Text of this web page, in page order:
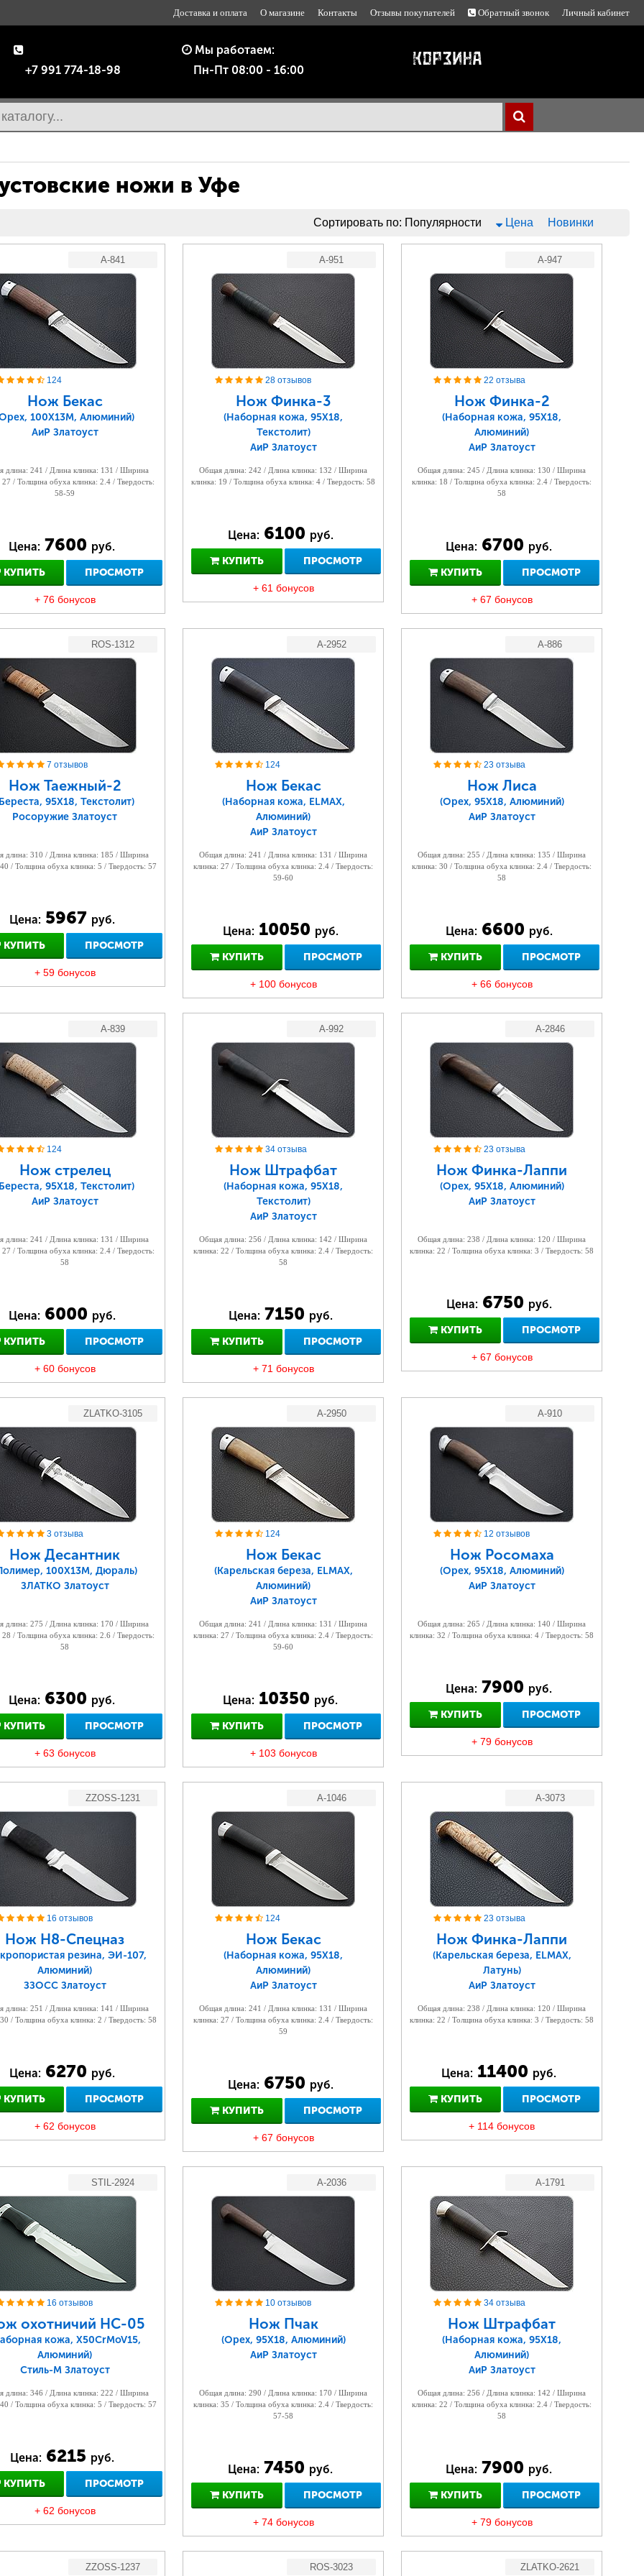
Доставка и оплата О магазине Контакты Отзывы покупателей Обратный звонок Личный кабинет
+7 991 774-18-98
Мы работаем:
Пн-Пт 08:00 - 16:00
ножи в Уфе
Сортировать по: Популярности Цена Новинки
A-841
124
Нож Бекас
100Х13М, Алюминий)
АиР Златоуст
длина: 241 / Длина клинка: 131 / Ширина
27 / Толщина обуха клинка: 2.4 / Твердость:
58-59
Цена: 7600 руб.
КУПИТЬ ПРОСМОТР
+ 76 бонусов
A-951
28 отзывов
Нож Финка-3
(Наборная кожа, 95Х18,
Текстолит)
АиР Златоуст
Общая длина: 242 / Длина клинка: 132 / Ширина
клинка: 19 / Толщина обуха клинка: 4 / Твердость: 58
Цена: 6100 руб.
КУПИТЬ ПРОСМОТР
+ 61 бонусов
A-947
22 отзыва
Нож Финка-2
(Наборная кожа, 95Х18,
Алюминий)
АиР Златоуст
Общая длина: 245 / Длина клинка: 130 / Ширина
клинка: 18 / Толщина обуха клинка: 2.4 / Твердость:
58
Цена: 6700 руб.
КУПИТЬ ПРОСМОТР
+ 67 бонусов
ROS-1312
7 отзывов
Нож Таежный-2
95Х18, Текстолит)
Росоружие Златоуст
длина: 310 / Длина клинка: 185 / Ширина
/ Толщина обуха клинка: 5 / Твердость: 57
Цена: 5967 руб.
КУПИТЬ ПРОСМОТР
+ 59 бонусов
A-2952
124
Нож Бекас
(Наборная кожа, ELMAX,
Алюминий)
АиР Златоуст
Общая длина: 241 / Длина клинка: 131 / Ширина
клинка: 27 / Толщина обуха клинка: 2.4 / Твердость:
59-60
Цена: 10050 руб.
КУПИТЬ ПРОСМОТР
+ 100 бонусов
A-886
23 отзыва
Нож Лиса
(Орех, 95Х18, Алюминий)
АиР Златоуст
Общая длина: 255 / Длина клинка: 135 / Ширина
клинка: 30 / Толщина обуха клинка: 2.4 / Твердость:
58
Цена: 6600 руб.
КУПИТЬ ПРОСМОТР
+ 66 бонусов
A-839
124
Нож стрелец
95Х18, Текстолит)
АиР Златоуст
длина: 241 / Длина клинка: 131 / Ширина
27 / Толщина обуха клинка: 2.4 / Твердость:
58
Цена: 6000 руб.
КУПИТЬ ПРОСМОТР
+ 60 бонусов
A-992
34 отзыва
Нож Штрафбат
(Наборная кожа, 95Х18,
Текстолит)
АиР Златоуст
Общая длина: 256 / Длина клинка: 142 / Ширина
клинка: 22 / Толщина обуха клинка: 2.4 / Твердость:
58
Цена: 7150 руб.
КУПИТЬ ПРОСМОТР
+ 71 бонусов
A-2846
23 отзыва
Нож Финка-Лаппи
(Орех, 95Х18, Алюминий)
АиР Златоуст
Общая длина: 238 / Длина клинка: 120 / Ширина
клинка: 22 / Толщина обуха клинка: 3 / Твердость: 58
Цена: 6750 руб.
КУПИТЬ ПРОСМОТР
+ 67 бонусов
ZLATKO-3105
3 отзыва
Нож Десантник
100Х13М, Дюраль)
ЗЛАТКО Златоуст
длина: 275 / Длина клинка: 170 / Ширина
28 / Толщина обуха клинка: 2.6 / Твердость:
58
Цена: 6300 руб.
КУПИТЬ ПРОСМОТР
+ 63 бонусов
A-2950
124
Нож Бекас
(Карельская береза, ELMAX,
Алюминий)
АиР Златоуст
Общая длина: 241 / Длина клинка: 131 / Ширина
клинка: 27 / Толщина обуха клинка: 2.4 / Твердость:
59-60
Цена: 10350 руб.
КУПИТЬ ПРОСМОТР
+ 103 бонусов
A-910
12 отзывов
Нож Росомаха
(Орех, 95Х18, Алюминий)
АиР Златоуст
Общая длина: 265 / Длина клинка: 140 / Ширина
клинка: 32 / Толщина обуха клинка: 4 / Твердость: 58
Цена: 7900 руб.
КУПИТЬ ПРОСМОТР
+ 79 бонусов
ZZOSS-1231
16 отзывов
Нож Н8-Спецназ
резина, ЭИ-107,
Алюминий)
ЗЗОСС Златоуст
длина: 251 / Длина клинка: 141 / Ширина
/ Толщина обуха клинка: 2 / Твердость: 58
Цена: 6270 руб.
КУПИТЬ ПРОСМОТР
+ 62 бонусов
A-1046
124
Нож Бекас
(Наборная кожа, 95Х18,
Алюминий)
АиР Златоуст
Общая длина: 241 / Длина клинка: 131 / Ширина
клинка: 27 / Толщина обуха клинка: 2.4 / Твердость:
59
Цена: 6750 руб.
КУПИТЬ ПРОСМОТР
+ 67 бонусов
A-3073
23 отзыва
Нож Финка-Лаппи
(Карельская береза, ELMAX,
Латунь)
АиР Златоуст
Общая длина: 238 / Длина клинка: 120 / Ширина
клинка: 22 / Толщина обуха клинка: 3 / Твердость: 58
Цена: 11400 руб.
КУПИТЬ ПРОСМОТР
+ 114 бонусов
STIL-2924
16 отзывов
охотничий НС-05
кожа, Х50CrMoV15,
Алюминий)
Стиль-М Златоуст
длина: 346 / Длина клинка: 222 / Ширина
/ Толщина обуха клинка: 5 / Твердость: 57
Цена: 6215 руб.
КУПИТЬ ПРОСМОТР
+ 62 бонусов
A-2036
10 отзывов
Нож Пчак
(Орех, 95Х18, Алюминий)
АиР Златоуст
Общая длина: 290 / Длина клинка: 170 / Ширина
клинка: 35 / Толщина обуха клинка: 2.4 / Твердость:
57-58
Цена: 7450 руб.
КУПИТЬ ПРОСМОТР
+ 74 бонусов
A-1791
34 отзыва
Нож Штрафбат
(Наборная кожа, 95Х18,
Алюминий)
АиР Златоуст
Общая длина: 256 / Длина клинка: 142 / Ширина
клинка: 22 / Толщина обуха клинка: 2.4 / Твердость:
58
Цена: 7900 руб.
КУПИТЬ ПРОСМОТР
+ 79 бонусов
ZZOSS-1237 ROS-3023 ZLATKO-2621